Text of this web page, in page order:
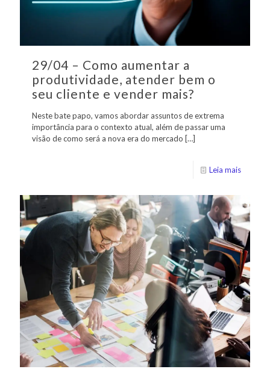
29/04 – Como aumentar a
produtividade, atender bem o
seu cliente e vender mais?
Neste bate papo, vamos abordar assuntos de extrema
importância para o contexto atual, além de passar uma
visão de como será a nova era do mercado […]
Leia mais